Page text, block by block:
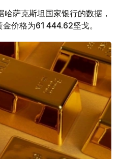
哈萨克斯坦国家银行的数据，
价格为61 444.62坚戈。